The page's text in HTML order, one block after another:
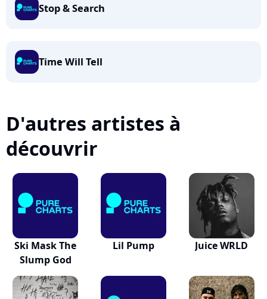
Stop & Search
Time Will Tell
D'autres artistes à
découvrir
Ski Mask The
Slump God
Lil Pump Juice WRLD